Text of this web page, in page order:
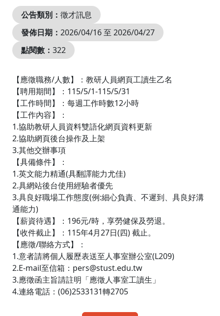
公告類別： 徵才訊息
發佈日期： 2026/04/16 至 2026/04/27
點閱數： 322
【應徵職務/人數】：教研人員網頁工讀生乙名
【聘用期間】：115/5/1-115/5/31
【工作時間】：每週工作時數12小時
【工作內容】：
1.協助教研人員資料雙語化網頁資料更新
2.協助網頁後台操作及上架
3.其他交辦事項
【具備條件】：
1.英文能力精通(具翻譯能力尤佳)
2.具網站後台使用經驗者優先
3.具良好職場工作態度(例:細心負責、不遲到、具良好溝
通能力)
【薪資待遇】：196元/時，享勞健保及勞退。
【收件截止】：115年4月27日(四) 截止。
【應徵/聯絡方式】：
1.意者請將個人履歷表送至人事室辦公室(L209)
2.E-mail至信箱：pers@stust.edu.tw
3.應徵函主旨請註明「應徵人事室工讀生」
4.連絡電話：(06)2533131轉2705